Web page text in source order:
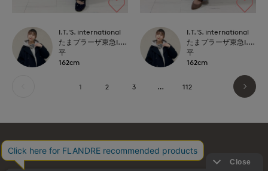
I.T.'S. international
たまプラーザ東急I.T.'S.international
平
162cm
I.T.'S. international
たまプラーザ東急I.T.'S.international
平
162cm
1 2 3 … 112